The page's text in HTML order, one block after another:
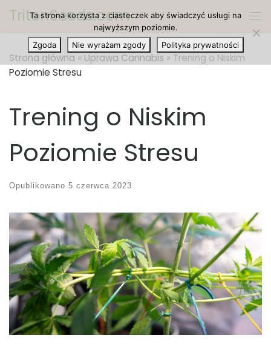
Przejdź do treści
TritonSeeds.com
Strona główna » Uprawa Cannabis » Trening o Niskim
Poziomie Stresu
Trening o Niskim
Poziomie Stresu
Opublikowano 5 czerwca 2023
Ta strona korzysta z ciasteczek aby świadczyć usługi na
najwyższym poziomie.
Zgoda
Nie wyrażam zgody Polityka prywatności